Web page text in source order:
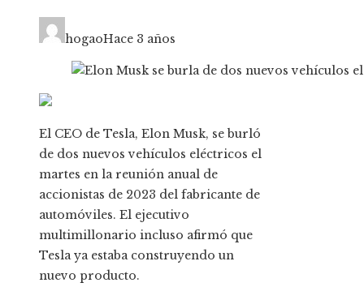
hogaoHace 3 años
El CEO de Tesla, Elon Musk, se burló
de dos nuevos vehículos eléctricos el
martes en la reunión anual de
accionistas de 2023 del fabricante de
automóviles. El ejecutivo
multimillonario incluso afirmó que
Tesla ya estaba construyendo un
nuevo producto.